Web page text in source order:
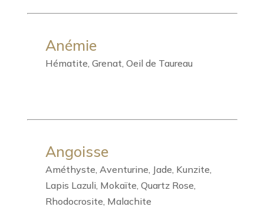
Anémie
Hématite, Grenat, Oeil de Taureau
Angoisse
Améthyste, Aventurine, Jade, Kunzite,
Lapis Lazuli, Mokaïte, Quartz Rose,
Rhodocrosite, Malachite